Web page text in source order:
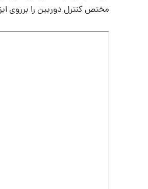
مختص کنترل دوربین را برروی